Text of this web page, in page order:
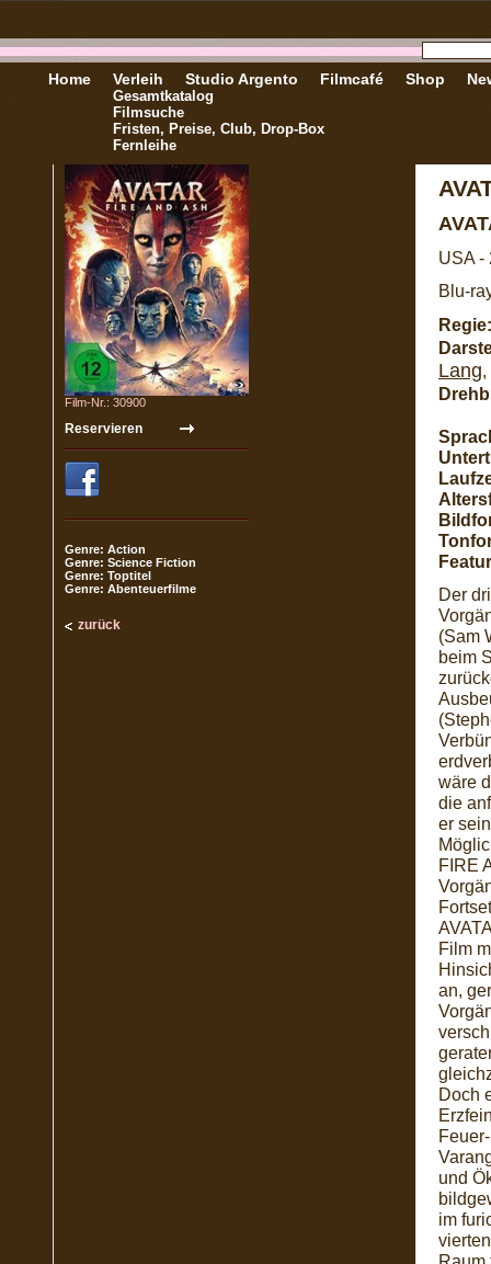
Home Verleih
Gesamtkatalog
Filmsuche
Fristen, Preise, Club, Drop-Box
Fernleihe
Studio Argento Filmcafé Shop
Film-Nr.: 30900
Genre: Action
Genre: Science Fiction
Genre: Toptitel
Genre: Abenteuerfilme
zurück
USA -
Blu-
Regie:
Lang,
Der
(Sam
beim
wäre
die
er
FIRE
Film
an,
Doch
und
im